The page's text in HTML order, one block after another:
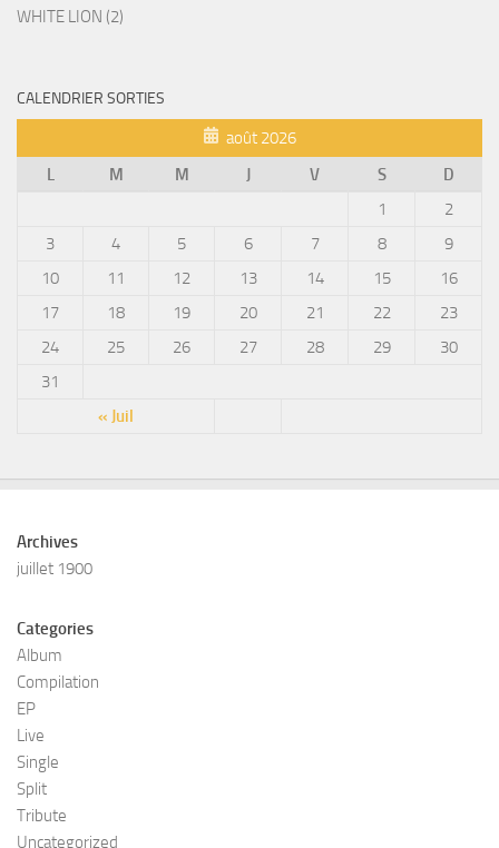
WHITE LION (2)
CALENDRIER SORTIES
août 2026
L
M M J V S D
« Juil
1
2
3
4 5 6 7 8
9
10
11 12 13 14 15
16
17
18 19 20 21 22
23
24
25 26 27 28 29
30
31
Archives
juillet 1900
Categories
Album
Compilation
EP
Live
Single
Split
Tribute
Uncategorized